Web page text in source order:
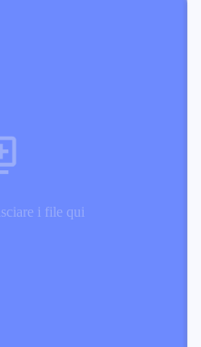
i file qui